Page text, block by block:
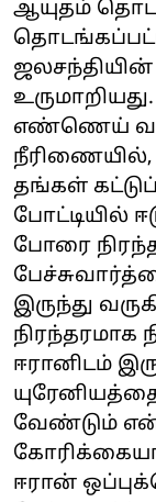
ஆயுதம்
எண்ணெய்
நீரிணையில்,
தங்கள்
போட்டியில்
போரை
இருந்து
நிரந்தரமாக
ஈரானிடம்
வேண்டும்
ஈரான்